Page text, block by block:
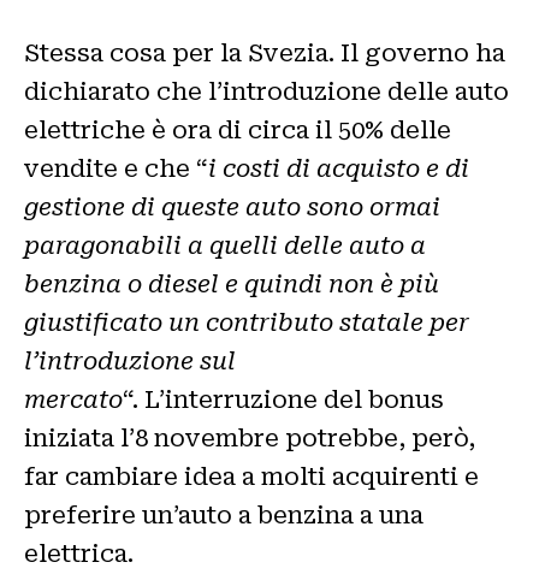
Stessa cosa per la Svezia. Il governo ha
dichiarato che l’introduzione delle auto
elettriche è ora di circa il 50% delle
vendite e che “i costi di acquisto e di
gestione di queste auto sono ormai
paragonabili a quelli delle auto a
benzina o diesel e quindi non è più
giustificato un contributo statale per
l’introduzione sul
mercato“. L’interruzione del bonus
iniziata l’8 novembre potrebbe, però,
far cambiare idea a molti acquirenti e
preferire un’auto a benzina a una
elettrica.